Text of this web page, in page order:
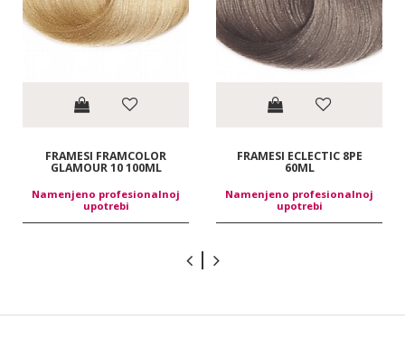
FRAMESI FRAMCOLOR
GLAMOUR 10 100ML
Namenjeno profesionalnoj
upotrebi
FRAMESI ECLECTIC 8PE
60ML
Namenjeno profesionalnoj
upotrebi